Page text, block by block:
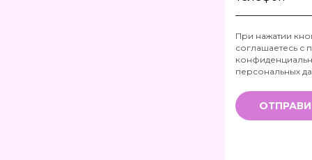
Телефон
*
При нажатии
соглашаетесь с
персональных